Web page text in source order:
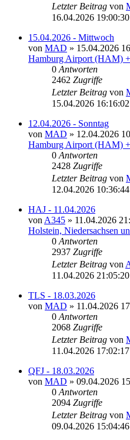
Letzter Beitrag von
16.04.2026 19:00:30
15.04.2026 - Mittwoch
von MAD » 15.04.2026
Hamburg Airport (HAM)
0 Antworten
2462 Zugriffe
Letzter Beitrag von
15.04.2026 16:16:02
12.04.2026 - Sonntag
von MAD » 12.04.2026
Hamburg Airport (HAM)
0 Antworten
2428 Zugriffe
Letzter Beitrag von
12.04.2026 10:36:44
HAJ - 11.04.2026
von A345 » 11.04.2026
Holstein, Niedersachsen
0 Antworten
2937 Zugriffe
Letzter Beitrag von
11.04.2026 21:05:20
TLS - 18.03.2026
von MAD » 11.04.2026
0 Antworten
2068 Zugriffe
Letzter Beitrag von
11.04.2026 17:02:17
QFJ - 18.03.2026
von MAD » 09.04.2026
0 Antworten
2094 Zugriffe
Letzter Beitrag von
09.04.2026 15:04:46